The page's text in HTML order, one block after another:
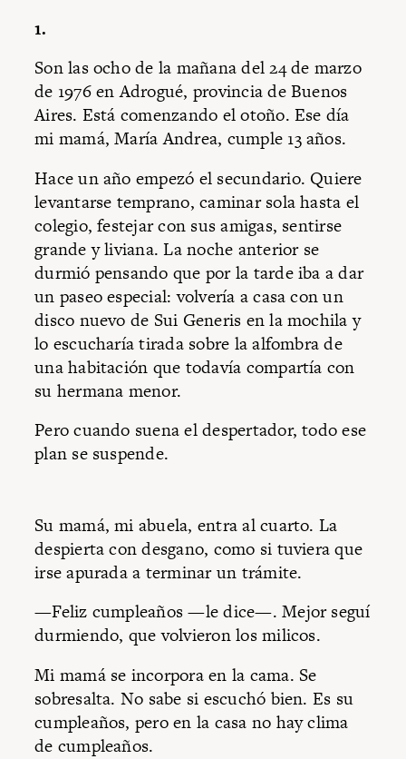
1.
Son las ocho de la mañana del 24 de marzo
de 1976 en Adrogué, provincia de Buenos
Aires. Está comenzando el otoño. Ese día
mi mamá, María Andrea, cumple 13 años.
Hace un año empezó el secundario. Quiere
levantarse temprano, caminar sola hasta el
colegio, festejar con sus amigas, sentirse
grande y liviana. La noche anterior se
durmió pensando que por la tarde iba a dar
un paseo especial: volvería a casa con un
disco nuevo de Sui Generis en la mochila y
lo escucharía tirada sobre la alfombra de
una habitación que todavía compartía con
su hermana menor.
Pero cuando suena el despertador, todo ese
plan se suspende.
Su mamá, mi abuela, entra al cuarto. La
despierta con desgano, como si tuviera que
irse apurada a terminar un trámite.
—Feliz cumpleaños —le dice—. Mejor seguí
durmiendo, que volvieron los milicos.
Mi mamá se incorpora en la cama. Se
sobresalta. No sabe si escuchó bien. Es su
cumpleaños, pero en la casa no hay clima
de cumpleaños.